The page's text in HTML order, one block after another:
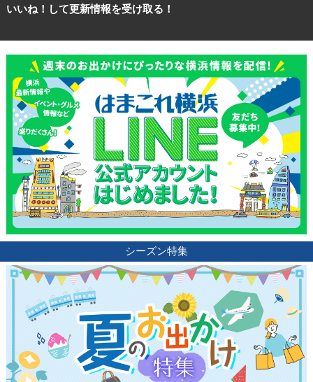
いいね！して更新情報を受け取る！
シーズン特集
観光ガイド
ランキング